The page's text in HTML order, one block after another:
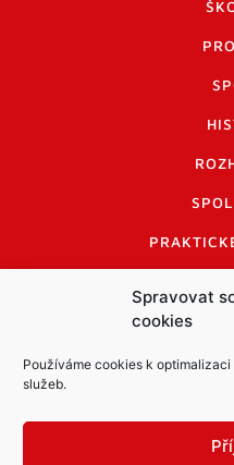
Spravovat
cookies
Používáme cookies k
služeb.
INFORMACE A
LOGO A